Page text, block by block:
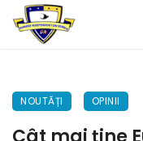
NOUTĂȚI OPINII